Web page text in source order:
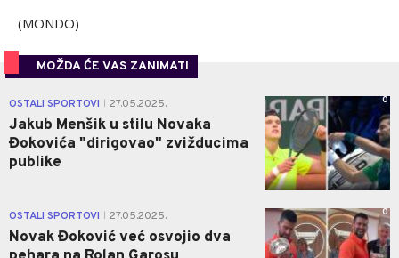
(MONDO)
MOŽDA ĆE VAS ZANIMATI
OSTALI SPORTOVI 27.05.2025.
Jakub Menšik u stilu Novaka
Đokovića "dirigovao" zvižducima
publike
0
OSTALI SPORTOVI 27.05.2025.
Novak Đoković već osvojio dva
0